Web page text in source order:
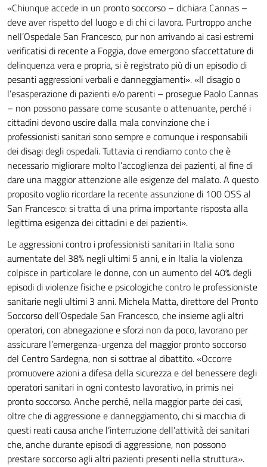
«Chiunque accede in un pronto soccorso – dichiara Cannas –
deve aver rispetto del luogo e di chi ci lavora. Purtroppo anche
nell’Ospedale San Francesco, pur non arrivando ai casi estremi
verificatisi di recente a Foggia, dove emergono sfaccettature di
delinquenza vera e propria, si è registrato più di un episodio di
pesanti aggressioni verbali e danneggiamenti». «Il disagio o
l’esasperazione di pazienti e/o parenti – prosegue Paolo Cannas
– non possono passare come scusante o attenuante, perché i
cittadini devono uscire dalla mala convinzione che i
professionisti sanitari sono sempre e comunque i responsabili
dei disagi degli ospedali. Tuttavia ci rendiamo conto che è
necessario migliorare molto l’accoglienza dei pazienti, al fine di
dare una maggior attenzione alle esigenze del malato. A questo
proposito voglio ricordare la recente assunzione di 100 OSS al
San Francesco: si tratta di una prima importante risposta alla
legittima esigenza dei cittadini e dei pazienti».
Le aggressioni contro i professionisti sanitari in Italia sono
aumentate del 38% negli ultimi 5 anni, e in Italia la violenza
colpisce in particolare le donne, con un aumento del 40% degli
episodi di violenze fisiche e psicologiche contro le professioniste
sanitarie negli ultimi 3 anni. Michela Matta, direttore del Pronto
Soccorso dell’Ospedale San Francesco, che insieme agli altri
operatori, con abnegazione e sforzi non da poco, lavorano per
assicurare l’emergenza-urgenza del maggior pronto soccorso
del Centro Sardegna, non si sottrae al dibattito. «Occorre
promuovere azioni a difesa della sicurezza e del benessere degli
operatori sanitari in ogni contesto lavorativo, in primis nei
pronto soccorso. Anche perché, nella maggior parte dei casi,
oltre che di aggressione e danneggiamento, chi si macchia di
questi reati causa anche l’interruzione dell’attività dei sanitari
che, anche durante episodi di aggressione, non possono
prestare soccorso agli altri pazienti presenti nella struttura».